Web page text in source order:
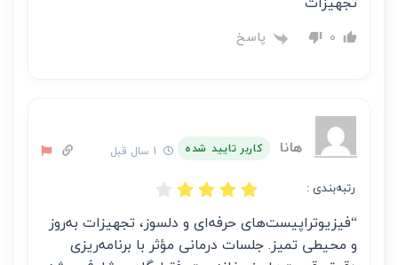
0 پاسخ
هانا کاربر تایید شده
رتبه‌بندی :
“فیزیوتراپیست‌های حرفه‌ای و دلسوز، تجهیزات به‌روز
و محیطی تمیز. جلسات درمانی مؤثر با برنامه‌ریزی